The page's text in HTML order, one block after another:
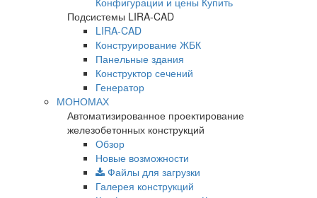
Подсистемы LIRA-CAD
LIRA-CAD
Конструирование ЖБК
Панельные здания
Конструктор сечений
Генератор
МОНОМАХ
Автоматизированное проектирование
железобетонных конструкций
Обзор
Новые возможности
Файлы для загрузки
Галерея конструкций